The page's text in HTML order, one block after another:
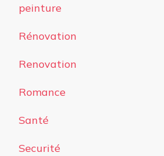
peinture
Rénovation
Renovation
Romance
Santé
Securité